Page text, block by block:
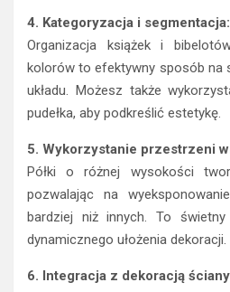
4. Kategoryzacja i segmentacja:
Organizacja książek i
kolorów to efektywny sposób na
układu. Możesz także
pudełka, aby podkreślić estetykę.
5. Wykorzystanie przestrzeni
Półki o różnej wysokości
pozwalając na
bardziej niż innych. To
dynamicznego ułożenia dekoracji.
6. Integracja z dekoracją